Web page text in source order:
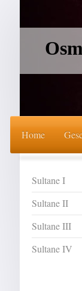
Home
Sultane I
Sultane II
Sultane III
Sultane IV